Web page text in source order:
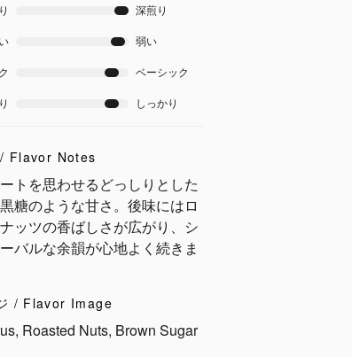
深煎り
弱い
ベーシック
しっかり
/ Flavor Notes
トを思わせるどっしりとした
糖のような甘さ。後味にはロ
ッツの香ばしさが広がり、シ
バルな余韻が心地よく続きま
/ Flavor Image
Roasted Nuts, Brown Sugar